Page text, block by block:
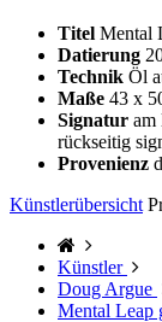
Titel Mental
Datierung
Technik Öl
Maße 43 x
Signatur am
rückseitig
Provenienz
Künstlerübersicht
Künstler
Doug Argue
Mental Leap